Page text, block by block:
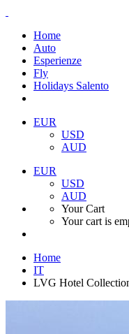
Home
Auto
Esperienze
Fly
Holidays Salento
EUR
USD
AUD
EUR
USD
AUD
Your Cart
Your cart is
Home
IT
LVG Hotel